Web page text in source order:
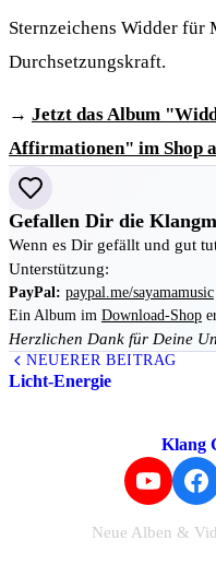
Sternzeichens Widder für
Durchsetzungskraft.
→ Jetzt das Album
Affirmationen" im Shop
Gefallen Dir die
Wenn es Dir gefällt und gut
Unterstützung:
PayPal: paypal.me/sayamamusic
Ein Album im Download-Shop
Herzlichen Dank für Deine
NEUERER BEITRAG
Licht-Energie
Klang
Neue Alben &